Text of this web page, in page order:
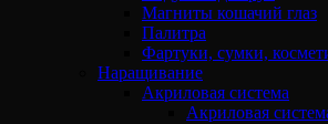
Магниты кошачий глаз
Палитра
Фартуки, сумки,
Наращивание
Акриловая система
Акриловая